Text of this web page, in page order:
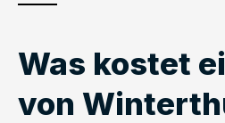
Was kostet
von